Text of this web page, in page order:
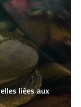
liées aux